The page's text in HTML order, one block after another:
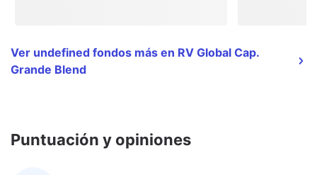
Ver undefined fondos más en RV Global Cap.
Grande Blend
Puntuación y opiniones